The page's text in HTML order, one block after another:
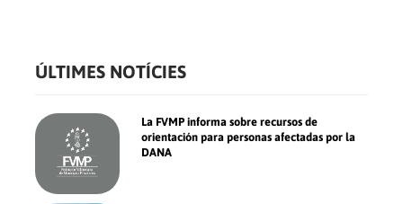
ÚLTIMES NOTÍCIES
La FVMP informa sobre recursos de
orientación para personas afectadas por la
DANA